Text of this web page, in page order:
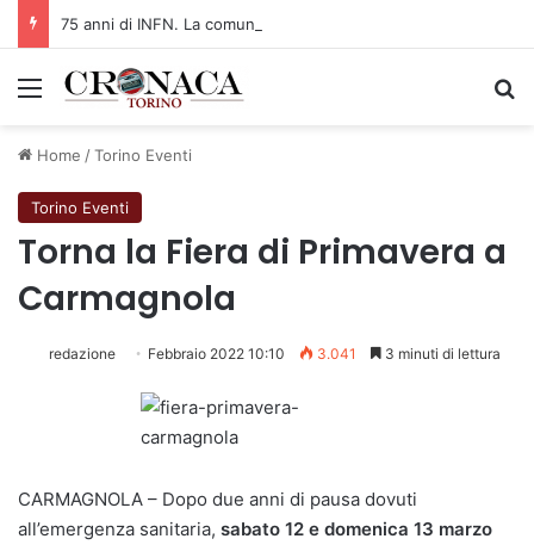
Menu
Home /Torino Eventi
Torino Eventi
Torna la Fiera di Primavera a
Carmagnola
redazione Febbraio 2022 10:10 3.041 3 minuti di lettura
CARMAGNOLA – Dopo due anni di pausa dovuti
all’emergenza sanitaria, sabato 12 e domenica 13 marzo